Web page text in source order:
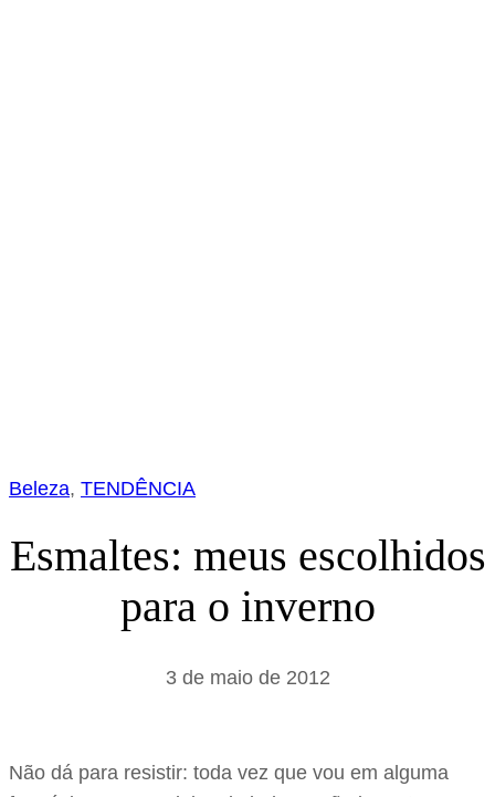
Beleza, TENDÊNCIA
Esmaltes: meus escolhidos
para o inverno
3 de maio de 2012
Não dá para resistir: toda vez que vou em alguma